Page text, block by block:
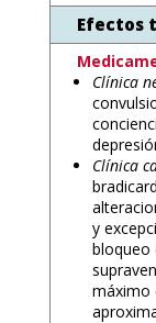
Efectos
Clínica
Clínica
y
bloqueo
máximo